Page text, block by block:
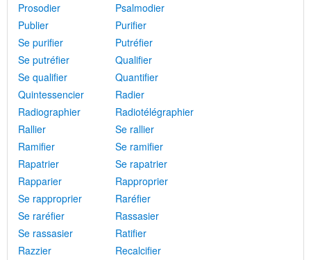
Prosodier
Psalmodier
Publier
Purifier
Se purifier
Putréfier
Se putréfier
Qualifier
Se qualifier
Quantifier
Quintessencier
Radier
Radiographier
Radiotélégraphier
Rallier
Se rallier
Ramifier
Se ramifier
Rapatrier
Se rapatrier
Rapparier
Rapproprier
Se rapproprier
Raréfier
Se raréfier
Rassasier
Se rassasier
Ratifier
Razzier
Recalcifier